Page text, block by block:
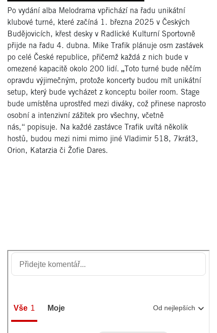
Po vydání alba Melodrama vpřichází na řadu unikátní
klubové turné, které začíná 1. března 2025 v Českých
Budějovicích, křest desky v Radlické Kulturní Sportovně
přijde na řadu 4. dubna. Mike Trafik plánuje osm zastávek
po celé České republice, přičemž každá z nich bude v
omezené kapacitě okolo 200 lidí. „ Toto turné bude něčím
opravdu výjimečným, protože koncerty budou mít unikátní
setup, který bude vycházet z konceptu boiler room. Stage
bude umístěna uprostřed mezi diváky, což přinese naprosto
osobní a intenzivní zážitek pro všechny, včetně
nás,“ popisuje. Na každé zastávce Trafik uvítá několik
hostů, budou mezi nimi mimo jiné Vladimir 518, 7krát3,
Orion, Katarzia či Žofie Dares.